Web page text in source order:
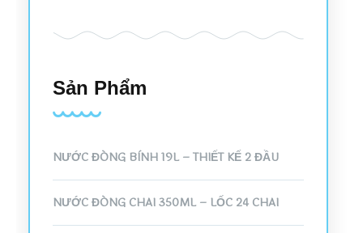
Sản Phẩm
NƯỚC ĐÓNG BÌNH 19L – THIẾT KẾ 2 ĐẦU
NƯỚC ĐÓNG CHAI 350ML – LỐC 24 CHAI